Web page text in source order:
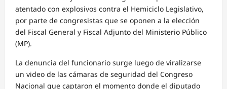
atentado con explosivos contra el Hemiciclo Legislativo,
por parte de congresistas que se oponen a la elección
del Fiscal General y Fiscal Adjunto del Ministerio Público
(MP).
La denuncia del funcionario surge luego de viralizarse
un video de las cámaras de seguridad del Congreso
Nacional que captaron el momento donde el diputado